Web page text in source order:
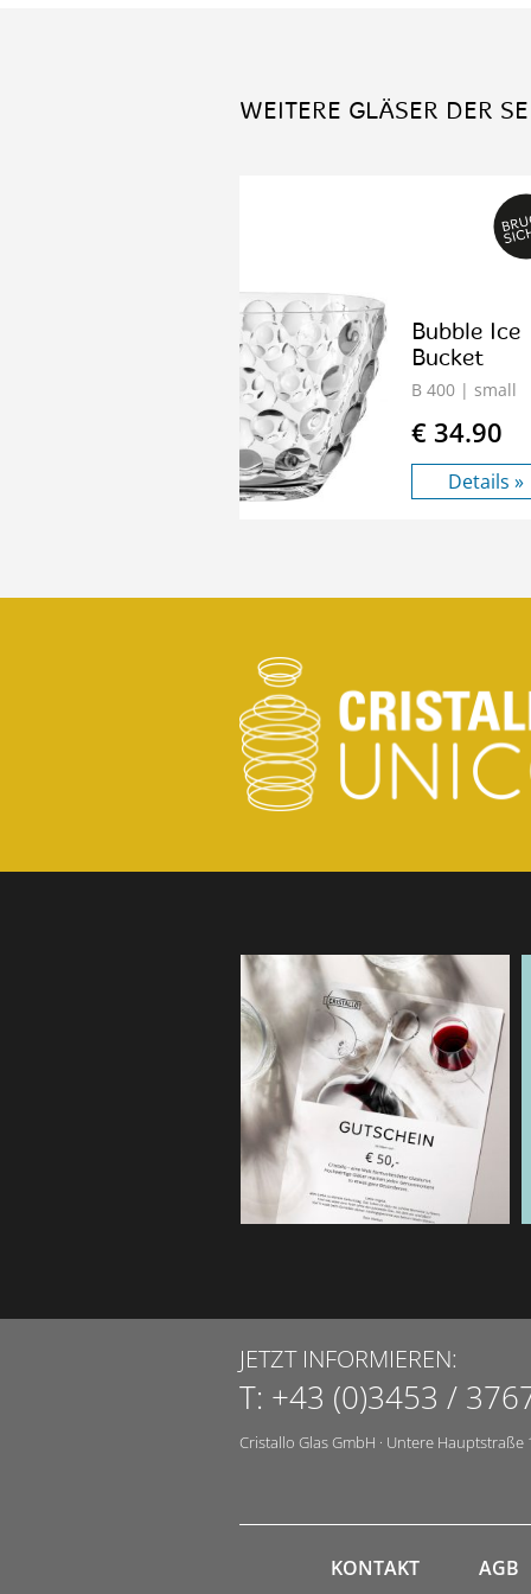
WEITERE GLÄSER DER
Bubble Ice
Bucket
B 400 | small
€ 34.90
Details »
JETZT INFORMIEREN:
T: +43 (0)3453 /
Cristallo Glas GmbH · Untere Hauptstraße
KONTAKT AGB